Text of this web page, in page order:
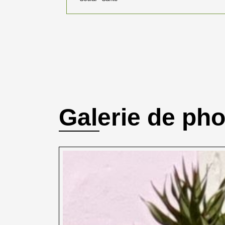
Galerie de